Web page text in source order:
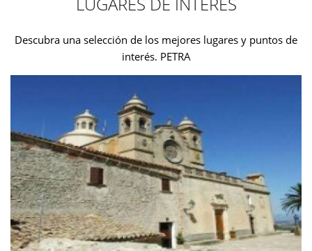
Descubra una selección de los mejores lugares y puntos de
interés. PETRA